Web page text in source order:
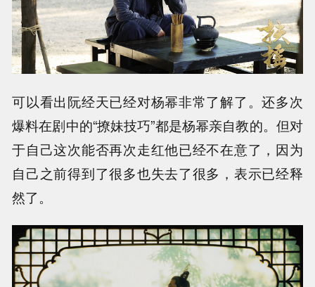
可以看出阮经天已经对杨幂非常了解了。还多次
爆料在剧中的“撩妹技巧”都是杨幂亲自教的。但对
于自己这次能否再次走红他已经不在意了，因为
自己之前得到了很多也失去了很多，表示已经释
然了。